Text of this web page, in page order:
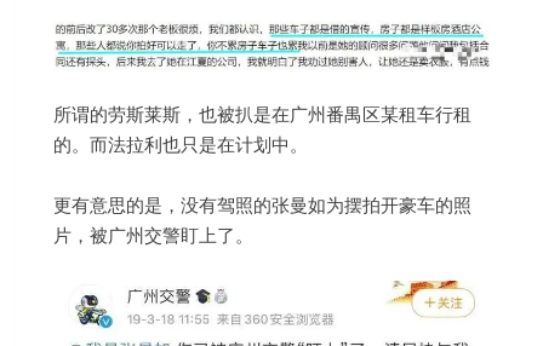
所谓的劳斯莱斯，也被扒是在广州番禺区某租车行租
的。而法拉利也只是在计划中。
更有意思的是，没有驾照的张曼如为摆拍开豪车的照
片，被广州交警盯上了。